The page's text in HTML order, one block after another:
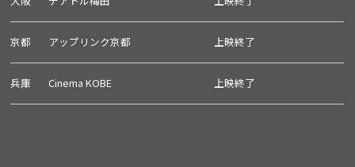
京都 アップリンク京都 上映終了
兵庫 Cinema KOBE 上映終了